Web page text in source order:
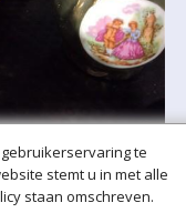
te
stemt u in met alle
staan omschreven.